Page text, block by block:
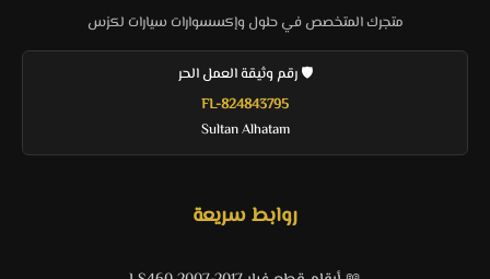
متجرك المتخصص في حلول وإكسسوارات سيارات لكزس
🛡️ رقم وثيقة العمل الحر
FL-824843795
Sultan Alhatam
روابط سريعة